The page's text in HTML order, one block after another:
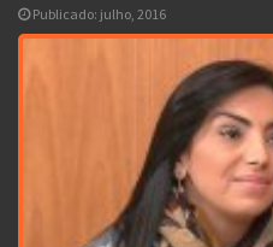
Publicado: julho, 2016